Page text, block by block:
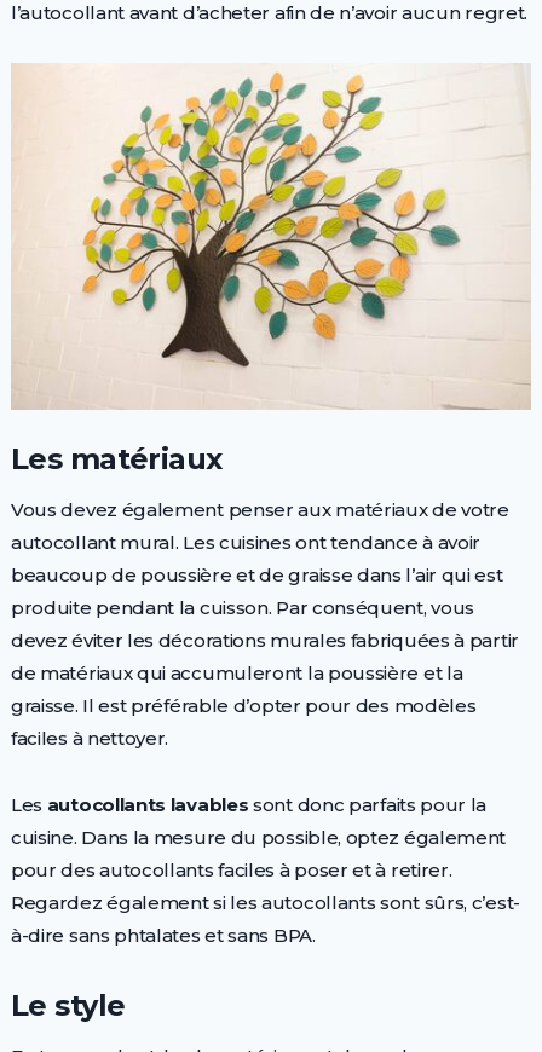
l’autocollant avant d’acheter afin de n’avoir aucun regret.
Les matériaux
Vous devez également penser aux matériaux de votre
autocollant mural. Les cuisines ont tendance à avoir
beaucoup de poussière et de graisse dans l’air qui est
produite pendant la cuisson. Par conséquent, vous
devez éviter les décorations murales fabriquées à partir
de matériaux qui accumuleront la poussière et la
graisse. Il est préférable d’opter pour des modèles
faciles à nettoyer.
Les autocollants lavables sont donc parfaits pour la
cuisine. Dans la mesure du possible, optez également
pour des autocollants faciles à poser et à retirer.
Regardez également si les autocollants sont sûrs, c’est-
à-dire sans phtalates et sans BPA.
Le style